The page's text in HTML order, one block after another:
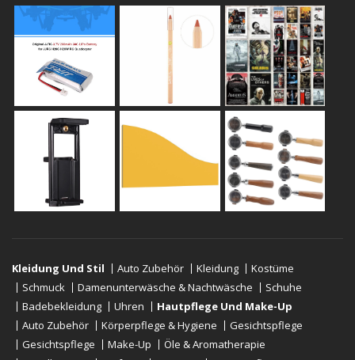
Kleidung Und Stil Auto Zubehör Kleidung
Kostüme
Schmuck
Damenunterwäsche & Nachtwäsche
Schuhe
Badebekleidung
Uhren
Hautpflege Und Make-Up
Auto Zubehör
Körperpflege & Hygiene
Gesichtspflege
Gesichtspflege
Make-Up
Öle & Aromatherapie